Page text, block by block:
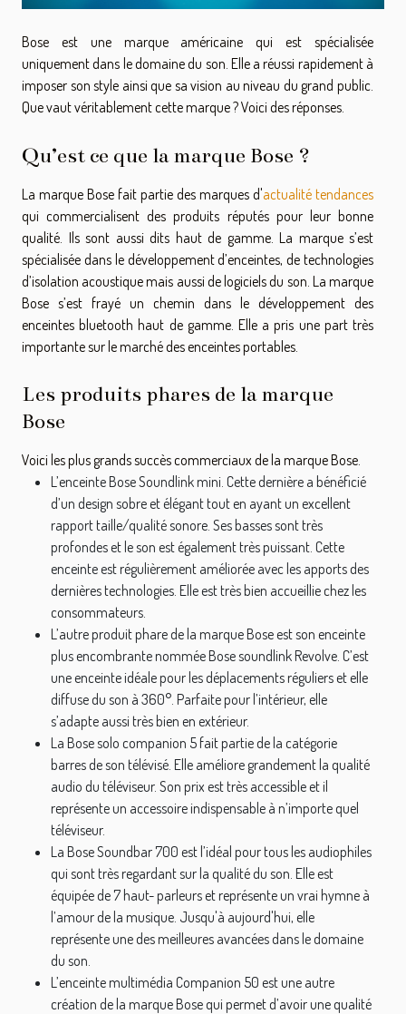
Bose est une marque américaine qui est spécialisée
uniquement dans le domaine du son. Elle a réussi rapidement à
imposer son style ainsi que sa vision au niveau du grand public.
Que vaut véritablement cette marque ? Voici des réponses.
Qu’est ce que la marque Bose ?
La marque Bose fait partie des marques d'actualité tendances
qui commercialisent des produits réputés pour leur bonne
qualité. Ils sont aussi dits haut de gamme. La marque s’est
spécialisée dans le développement d’enceintes, de technologies
d’isolation acoustique mais aussi de logiciels du son. La marque
Bose s’est frayé un chemin dans le développement des
enceintes bluetooth haut de gamme. Elle a pris une part très
importante sur le marché des enceintes portables.
Les produits phares de la marque
Bose
Voici les plus grands succès commerciaux de la marque Bose.
L’enceinte Bose Soundlink mini. Cette dernière a bénéficié
d’un design sobre et élégant tout en ayant un excellent
rapport taille/qualité sonore. Ses basses sont très
profondes et le son est également très puissant. Cette
enceinte est régulièrement améliorée avec les apports des
dernières technologies. Elle est très bien accueillie chez les
consommateurs.
L’autre produit phare de la marque Bose est son enceinte
plus encombrante nommée Bose soundlink Revolve. C’est
une enceinte idéale pour les déplacements réguliers et elle
diffuse du son à 360°. Parfaite pour l’intérieur, elle
s’adapte aussi très bien en extérieur.
La Bose solo companion 5 fait partie de la catégorie
barres de son télévisé. Elle améliore grandement la qualité
audio du téléviseur. Son prix est très accessible et il
représente un accessoire indispensable à n’importe quel
téléviseur.
La Bose Soundbar 700 est l’idéal pour tous les audiophiles
qui sont très regardant sur la qualité du son. Elle est
équipée de 7 haut- parleurs et représente un vrai hymne à
l’amour de la musique. Jusqu'à aujourd'hui, elle
représente une des meilleures avancées dans le domaine
du son.
L’enceinte multimédia Companion 50 est une autre
création de la marque Bose qui permet d’avoir une qualité